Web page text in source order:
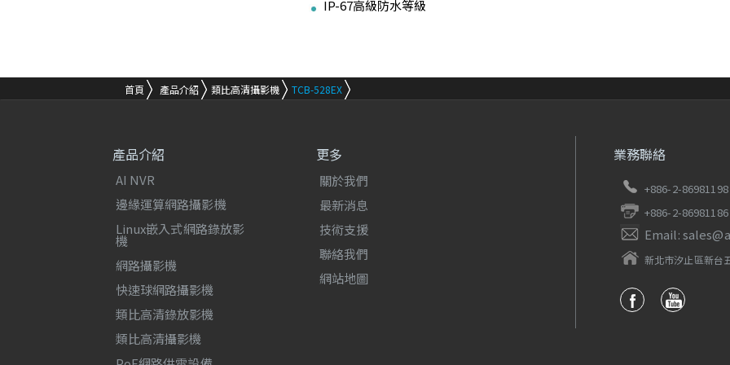
IP-67高級防水等級
首頁 產品介紹 類比高清攝影機 TCB-528EX
產品介紹
AI NVR
邊緣運算網路攝影機
Linux嵌入式網路錄放影
機
網路攝影機
快速球網路攝影機
類比高清錄放影機
類比高清攝影機
更多
關於我們
最新消息
技術支援
聯絡我們
網站地圖
業務聯絡
+886-2-86981198
+886-2-86981186
Email:
新北市汐止區新台